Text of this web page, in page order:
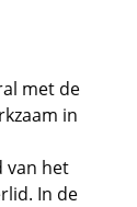
met de
in
van het
In de